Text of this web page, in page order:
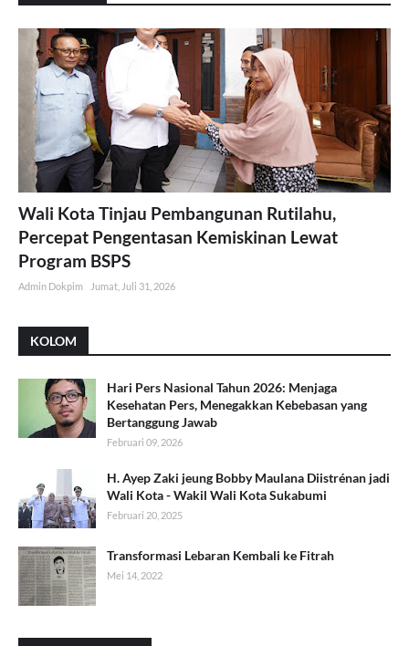
Wali Kota Tinjau Pembangunan Rutilahu,
Percepat Pengentasan Kemiskinan Lewat
Program BSPS
Admin Dokpim Jumat, Juli 31, 2026
KOLOM
Hari Pers Nasional Tahun 2026: Menjaga
Kesehatan Pers, Menegakkan Kebebasan yang
Bertanggung Jawab
Februari 09, 2026
H. Ayep Zaki jeung Bobby Maulana Diistrénan jadi
Wali Kota - Wakil Wali Kota Sukabumi
Februari 20, 2025
Transformasi Lebaran Kembali ke Fitrah
Mei 14, 2022